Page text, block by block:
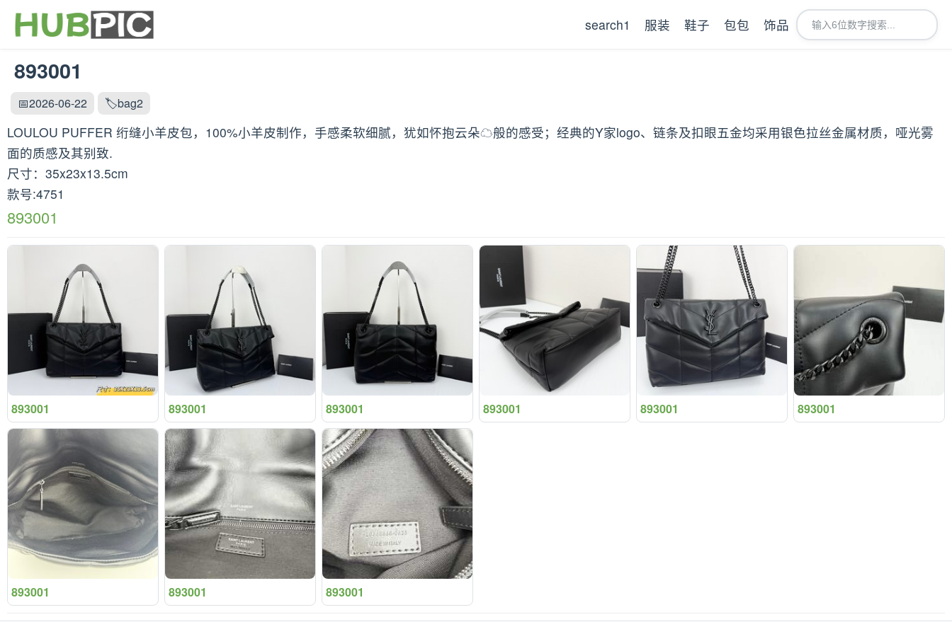
search1 服装 鞋子 包包 饰品
893001
📅2026-06-22 🏷️bag2
LOULOU PUFFER 绗缝小羊皮包，100%小羊皮制作，手感柔软细腻，犹如怀抱云朵☁般的感受；经典的Y家logo、链条及扣眼五金均采用银色拉丝金属材质，哑光雾
面的质感及其别致.
尺寸：35x23x13.5cm
款号:4751
893001
893001 893001 893001 893001 893001 893001
893001 893001 893001